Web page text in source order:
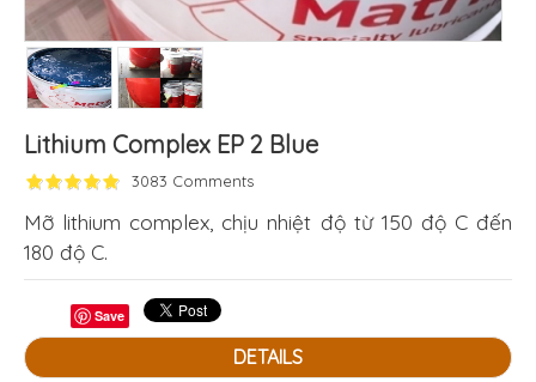
Lithium Complex EP 2 Blue
3083 Comments
Mỡ lithium complex, chịu nhiệt độ từ 150 độ C đến
180 độ C.
Save
DETAILS